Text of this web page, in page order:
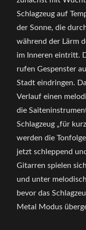
Schlagzeug auf
der Sonne, die
während der Lärm
im Inneren eintritt.
rufen Gespenster
Stadt eindringen.
Verlauf einen
die
Schlagzeug „für
werden die
jetzt schleppend
Gitarren spielen
und unter
bevor das
Metal Modus